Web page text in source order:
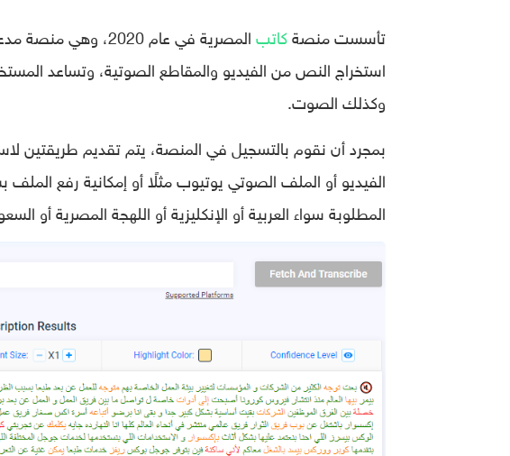
تأسست منصةكاتب
المصرية في عام
استخراج النص من الفيديو والمقاطع الصوتية، وتساعد
وكذلك الصوت.
بمجرد أن نقوم بالتسجيل في المنصة، يتم تقديم طريقتين
الفيديو أو الملف الصوتي يوتيوب مثلًا أو إمكانية رفع
المطلوبة سواء العربية أو الإنكليزية أو اللهجة المصرية أو